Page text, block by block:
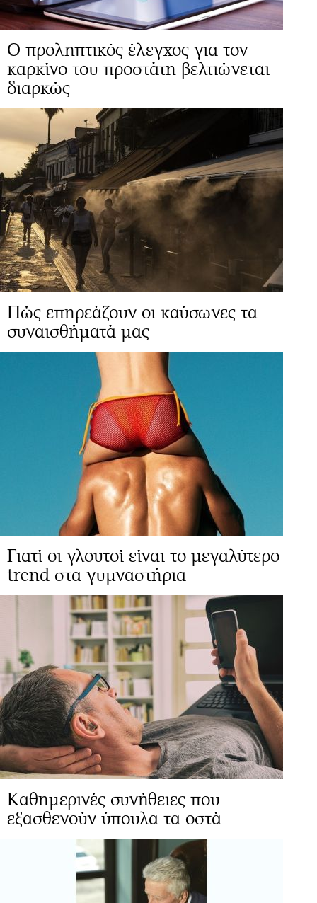
Ο προληπτικός έλεγχος για τον
καρκίνο του προστάτη βελτιώνεται
διαρκώς
Πώς επηρεάζουν οι καύσωνες τα
συναισθήματά μας
Γιατί οι γλουτοί είναι το μεγαλύτερο
trend στα γυμναστήρια
Καθημερινές συνήθειες που
εξασθενούν ύπουλα τα οστά